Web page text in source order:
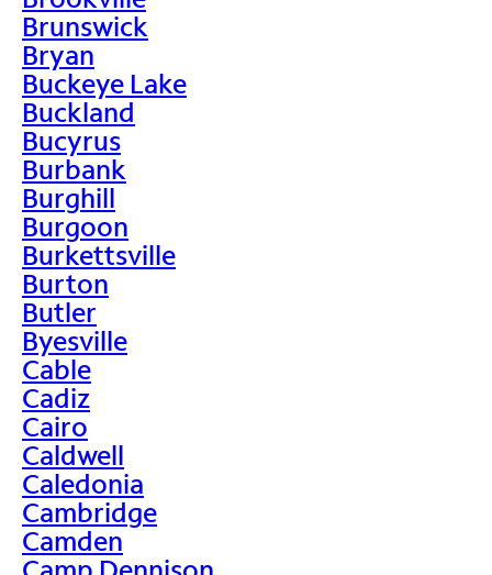
Brunswick
Bryan
Buckeye Lake
Buckland
Bucyrus
Burbank
Burghill
Burgoon
Burkettsville
Burton
Butler
Byesville
Cable
Cadiz
Cairo
Caldwell
Caledonia
Cambridge
Camden